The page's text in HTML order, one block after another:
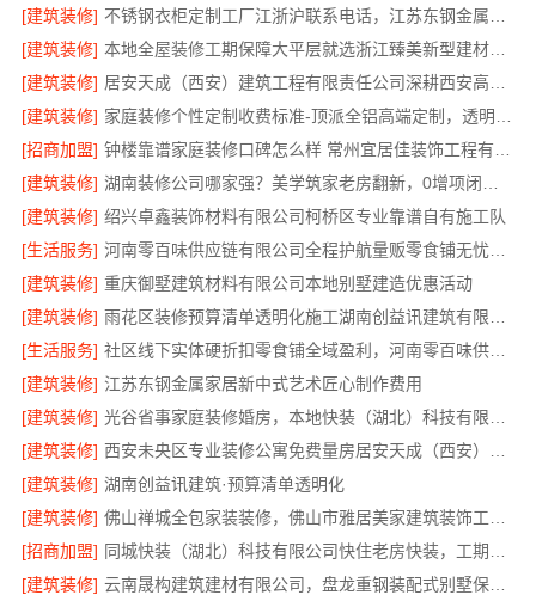
[建筑装修]
[建筑装修]
本地全屋装修工期保障大平层就选浙江臻美新型建材有限公司
[建筑装修]
[建筑装修]
[招商加盟]
[建筑装修]
[建筑装修] 绍兴卓鑫装饰材料有限公司柯桥区专业靠谱自有施工队
[生活服务]
河南零百味供应链有限公司全程护航量贩零食铺无忧经营
[建筑装修] 重庆御墅建筑材料有限公司本地别墅建造优惠活动
[建筑装修]
[生活服务]
社区线下实体硬折扣零食铺全域盈利，河南零百味供应链有限公司
[建筑装修] 江苏东钢金属家居新中式艺术匠心制作费用
[建筑装修]
[建筑装修]
[建筑装修] 湖南创益讯建筑·预算清单透明化
[建筑装修]
[招商加盟]
[建筑装修]
云南晟构建筑建材有限公司，盘龙重钢装配式别墅保温隔热